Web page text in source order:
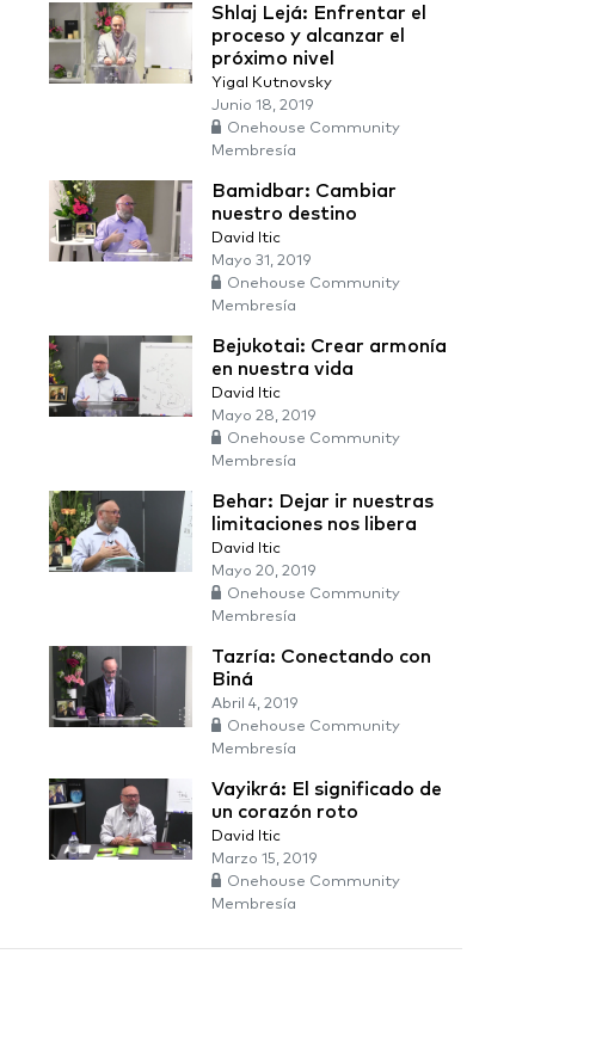
Shlaj Lejá: Enfrentar el
proceso y alcanzar el
próximo nivel
Yigal Kutnovsky
Junio 18, 2019
Onehouse Community
Membresía
Bamidbar: Cambiar
nuestro destino
David Itic
Mayo 31, 2019
Onehouse Community
Membresía
Bejukotai: Crear armonía
en nuestra vida
David Itic
Mayo 28, 2019
Onehouse Community
Membresía
Behar: Dejar ir nuestras
limitaciones nos libera
David Itic
Mayo 20, 2019
Onehouse Community
Membresía
Tazría: Conectando con
Biná
Abril 4, 2019
Onehouse Community
Membresía
Vayikrá: El significado de
un corazón roto
David Itic
Marzo 15, 2019
Onehouse Community
Membresía